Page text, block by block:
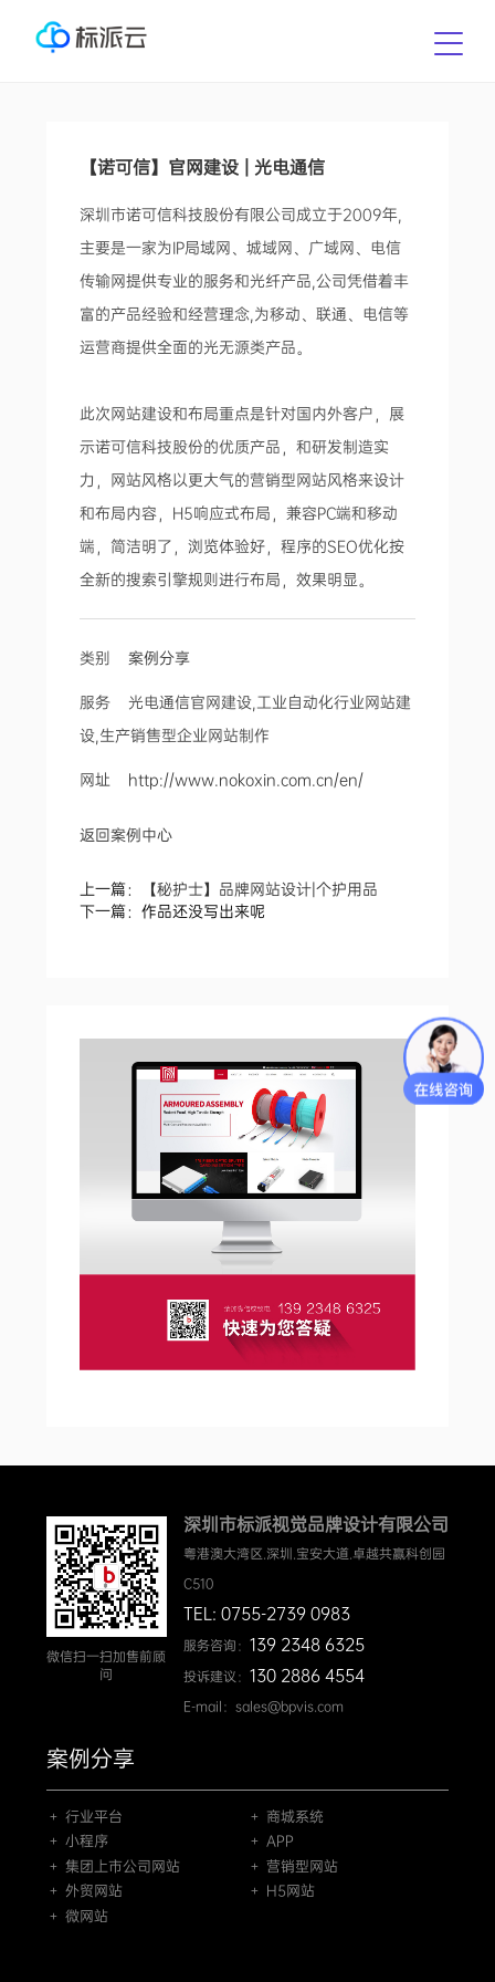
【诺可信】官网建设 | 光电通信
深圳市诺可信科技股份有限公司成立于2009年,
主要是一家为IP局域网、城域网、广域网、电信
传输网提供专业的服务和光纤产品,公司凭借着丰
富的产品经验和经营理念,为移动、联通、电信等
运营商提供全面的光无源类产品。
此次网站建设和布局重点是针对国内外客户，展
示诺可信科技股份的优质产品，和研发制造实
力，网站风格以更大气的营销型网站风格来设计
和布局内容，H5响应式布局，兼容PC端和移动
端，简洁明了，浏览体验好，程序的SEO优化按
全新的搜索引擎规则进行布局，效果明显。
类别案例分享
服务 光电通信官网建设,工业自动化行业网站建
设,生产销售型企业网站制作
网址 http://www.nokoxin.com.cn/en/
返回案例中心
上一篇：
【秘护士】品牌网站设计|个护用品
下一篇：作品还没写出来呢
微信扫一扫加售前顾
问
深圳市标派视觉品牌设计有限公司
粤港澳大湾区.深圳.宝安大道.卓越共赢科创园
C510
TEL: 0755-2739 0983
服务咨询： 139 2348 6325
投诉建议： 130 2886 4554
E-mail：sales@bpvis.com
案例分享
＋ 行业平台
＋ 商城系统
＋ 小程序
＋ APP
＋ 集团上市公司网站
＋ 营销型网站
＋ 外贸网站
＋ H5网站
＋ 微网站